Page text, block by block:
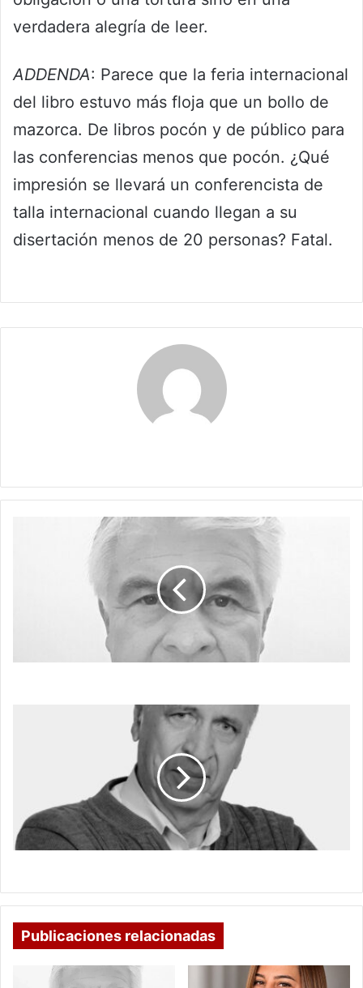
verdadera alegría de leer.
ADDENDA: Parece que la feria internacional
del libro estuvo más floja que un bollo de
mazorca. De libros pocón y de público para
las conferencias menos que pocón. ¿Qué
impresión se llevará un conferencista de
talla internacional cuando llegan a su
disertación menos de 20 personas? Fatal.
Publicaciones relacionadas